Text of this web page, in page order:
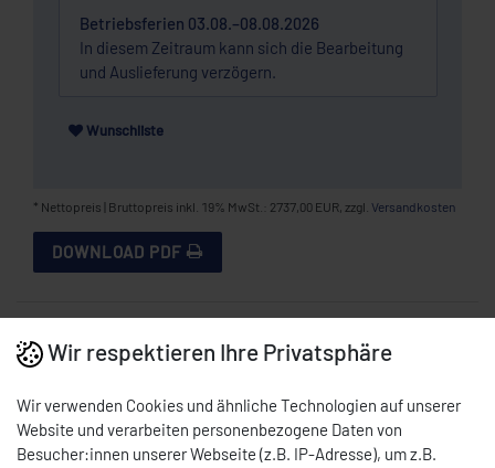
Betriebsferien 03.08.–08.08.2026
In diesem Zeitraum kann sich die Bearbeitung
und Auslieferung verzögern.
Wunschliste
* Nettopreis | Bruttopreis inkl. 19% MwSt.: 2737,00 EUR, zzgl. Versandkosten
DOWNLOAD PDF
• Hervorragend für den professionellen Einsatz
• Korpus aus hochwertigem Edelstahl
• Thermostat zur Temperaturkontrolle
Wir respektieren Ihre Privatsphäre
Wir verwenden Cookies und ähnliche Technologien auf unserer
Website und verarbeiten personenbezogene Daten von
Besucher:innen unserer Webseite (z.B. IP-Adresse), um z.B.